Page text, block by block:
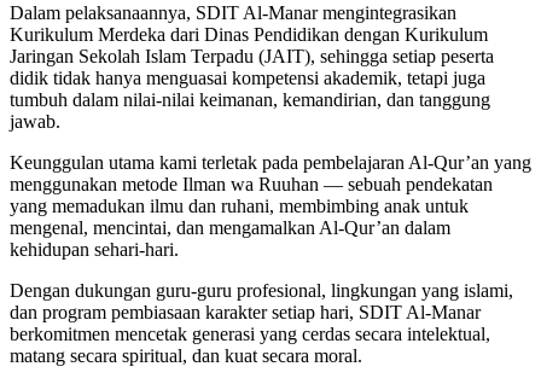
Dalam pelaksanaannya, SDIT Al-Manar mengintegrasikan
Kurikulum Merdeka dari Dinas Pendidikan dengan Kurikulum
Jaringan Sekolah Islam Terpadu (JAIT), sehingga setiap peserta
didik tidak hanya menguasai kompetensi akademik, tetapi juga
tumbuh dalam nilai-nilai keimanan, kemandirian, dan tanggung
jawab.
Keunggulan utama kami terletak pada pembelajaran Al-Qur’an yang
menggunakan metode Ilman wa Ruuhan — sebuah pendekatan
yang memadukan ilmu dan ruhani, membimbing anak untuk
mengenal, mencintai, dan mengamalkan Al-Qur’an dalam
kehidupan sehari-hari.
Dengan dukungan guru-guru profesional, lingkungan yang islami,
dan program pembiasaan karakter setiap hari, SDIT Al-Manar
berkomitmen mencetak generasi yang cerdas secara intelektual,
matang secara spiritual, dan kuat secara moral.